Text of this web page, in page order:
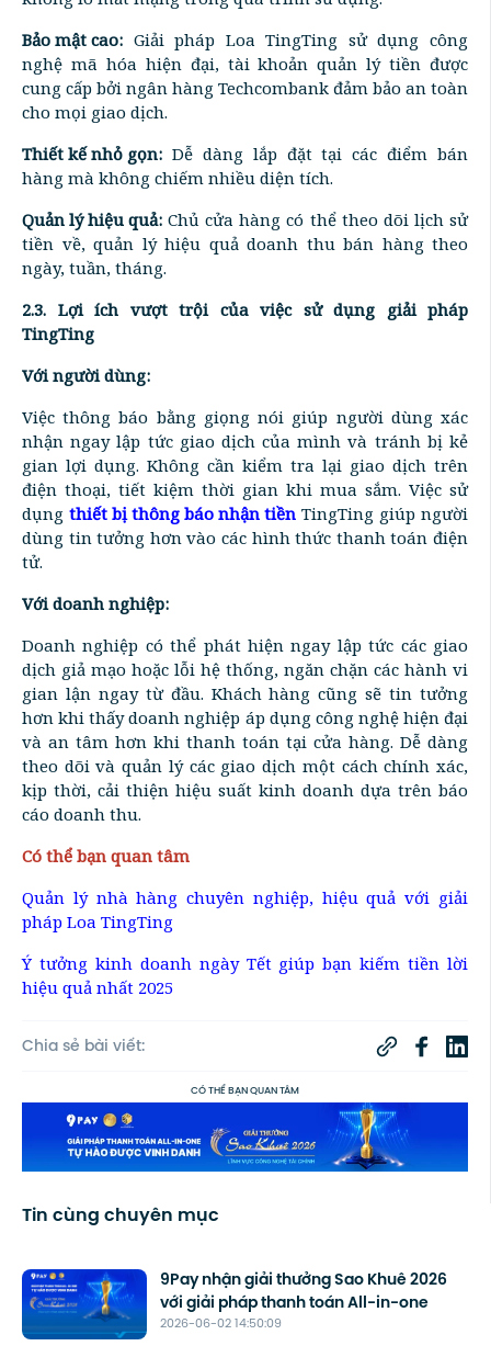
Bảo mật cao: Giải pháp Loa TingTing sử dụng công
nghệ mã hóa hiện đại, tài khoản quản lý tiền được
cung cấp bởi ngân hàng Techcombank đảm bảo an toàn
cho mọi giao dịch.
Thiết kế nhỏ gọn: Dễ dàng lắp đặt tại các điểm bán
hàng mà không chiếm nhiều diện tích.
Quản lý hiệu quả: Chủ cửa hàng có thể theo dõi lịch sử
tiền về, quản lý hiệu quả doanh thu bán hàng theo
ngày, tuần, tháng.
2.3. Lợi ích vượt trội của việc sử dụng giải pháp
TingTing
Với người dùng:
Việc thông báo bằng giọng nói giúp người dùng xác
nhận ngay lập tức giao dịch của mình và tránh bị kẻ
gian lợi dụng. Không cần kiểm tra lại giao dịch trên
điện thoại, tiết kiệm thời gian khi mua sắm. Việc sử
dụng thiết bị thông báo nhận tiền TingTing giúp người
dùng tin tưởng hơn vào các hình thức thanh toán điện
tử.
Với doanh nghiệp:
Doanh nghiệp có thể phát hiện ngay lập tức các giao
dịch giả mạo hoặc lỗi hệ thống, ngăn chặn các hành vi
gian lận ngay từ đầu. Khách hàng cũng sẽ tin tưởng
hơn khi thấy doanh nghiệp áp dụng công nghệ hiện đại
và an tâm hơn khi thanh toán tại cửa hàng. Dễ dàng
theo dõi và quản lý các giao dịch một cách chính xác,
kịp thời, cải thiện hiệu suất kinh doanh dựa trên báo
cáo doanh thu.
Có thể bạn quan tâm
Quản lý nhà hàng chuyên nghiệp, hiệu quả với giải
pháp Loa TingTing
Ý tưởng kinh doanh ngày Tết giúp bạn kiếm tiền lời
hiệu quả nhất 2025
Chia sẻ bài viết:
CÓ THỂ BẠN QUAN TÂM
Tin cùng chuyên mục
2026-06-02 14:50:09
9Pay nhận giải thưởng Sao Khuê 2026
với giải pháp thanh toán All-in-one